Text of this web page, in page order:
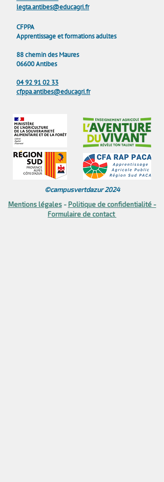
legta.antibes@educagri.fr
CFPPA
Apprentissage et formations adultes
88 chemin des Maures
06600 Antibes
04 92 91 02 33
cfppa.antibes@educagri.fr
©campusvertdazur 2024
Mentions légales​ - Politique de confidentialité -
Formulaire de contact